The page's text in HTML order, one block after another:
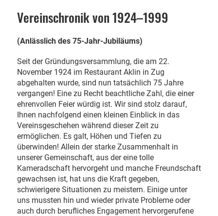
Vereinschronik von 1924–1999
(Anlässlich des 75-Jahr-Jubiläums)
Seit der Gründungsversammlung, die am 22.
November 1924 im Restaurant Aklin in Zug
abgehalten wurde, sind nun tatsächlich 75 Jahre
vergangen! Eine zu Recht beachtliche Zahl, die einer
ehrenvollen Feier würdig ist. Wir sind stolz darauf,
Ihnen nachfolgend einen kleinen Einblick in das
Vereinsgeschehen während dieser Zeit zu
ermöglichen. Es galt, Höhen und Tiefen zu
überwinden! Allein der starke Zusammenhalt in
unserer Gemeinschaft, aus der eine tolle
Kameradschaft hervorgeht und manche Freundschaft
gewachsen ist, hat uns die Kraft gegeben,
schwierigere Situationen zu meistern. Einige unter
uns mussten hin und wieder private Probleme oder
auch durch berufliches Engagement hervorgerufene